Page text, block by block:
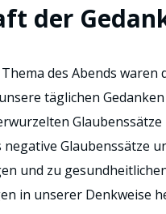
der
des Abends
täglichen
negative Glaubenssätze
und zu
in unserer Denkweise